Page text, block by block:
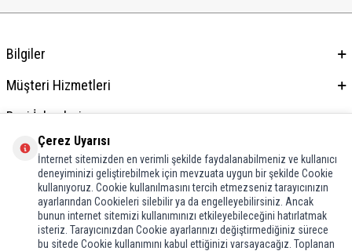
Bilgiler
Müşteri Hizmetleri
Bayi İşlemleri
Adres & İletişim
Çerez Uyarısı
İnternet sitemizden en verimli şekilde faydalanabilmeniz ve kullanıcı
deneyiminizi geliştirebilmek için mevzuata uygun bir şekilde Cookie
kullanıyoruz. Cookie kullanılmasını tercih etmezseniz tarayıcınızın
ayarlarından Cookieleri silebilir ya da engelleyebilirsiniz. Ancak
bunun internet sitemizi kullanımınızı etkileyebileceğini hatırlatmak
isteriz. Tarayıcınızdan Cookie ayarlarınızı değiştirmediğiniz sürece
bu sitede Cookie kullanımını kabul ettiğinizi varsayacağız. Toplanan